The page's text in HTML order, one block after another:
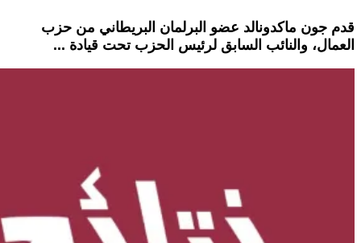
قدم جون ماكدونالد عضو البرلمان البريطاني من حزب
العمال، والنائب السابق لرئيس الحزب تحت قيادة ...